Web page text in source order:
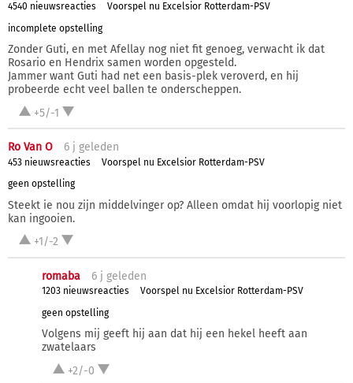
4540 nieuwsreacties
Voorspel nu Excelsior Rotterdam-PSV
incomplete opstelling
Zonder Guti, en met Afellay nog niet fit genoeg, verwacht ik dat
Rosario en Hendrix samen worden opgesteld.
Jammer want Guti had net een basis-plek veroverd, en hij
probeerde echt veel ballen te onderscheppen.
+5/-1
Ro Van O 6 j geleden
453 nieuwsreacties
Voorspel nu Excelsior Rotterdam-PSV
geen opstelling
Steekt ie nou zijn middelvinger op? Alleen omdat hij voorlopig niet
kan ingooien.
+1/-2
romaba 6 j geleden
1203 nieuwsreacties
Voorspel nu Excelsior Rotterdam-PSV
geen opstelling
Volgens mij geeft hij aan dat hij een hekel heeft aan
zwatelaars
+2/-0